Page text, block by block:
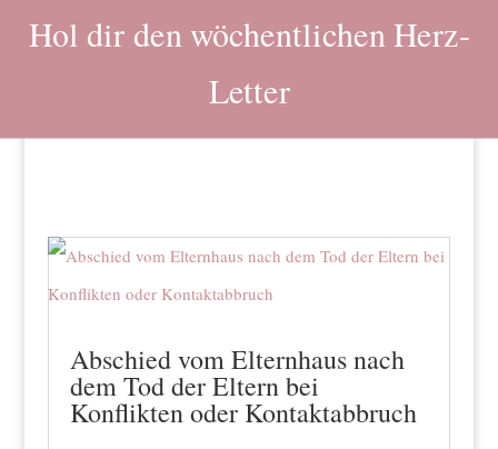
Hol dir den wöchentlichen Herz-
Letter
Abschied vom Elternhaus nach
dem Tod der Eltern bei
Konflikten oder Kontaktabbruch